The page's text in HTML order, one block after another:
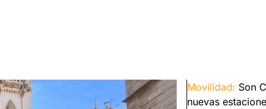
Movilidad: Son
nuevas